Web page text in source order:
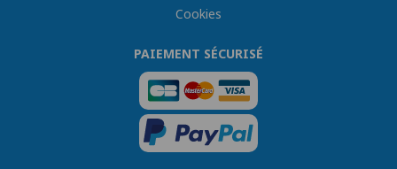
Cookies
PAIEMENT SÉCURISÉ